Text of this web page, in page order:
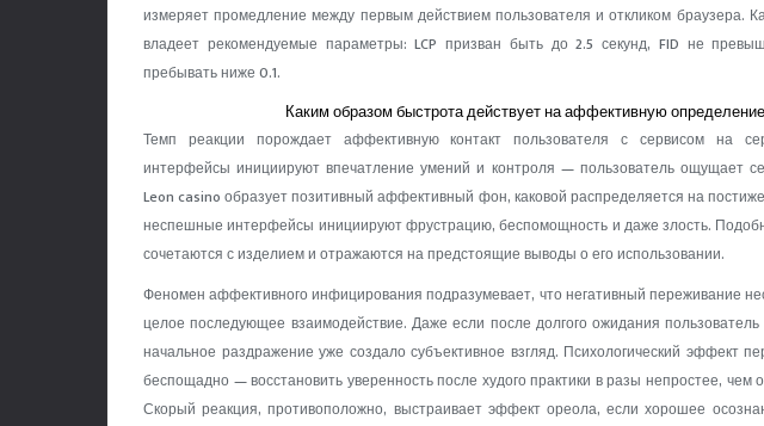
измеряет промедление между первым действием пользователя и откликом браузера.
владеет рекомендуемые параметры: LCP призван быть до 2.5 секунд, FID не
пребывать ниже 0.1.
Каким образом быстрота действует на аффективную
Темп реакции порождает аффективную контакт пользователя с сервисом на
интерфейсы инициируют впечатление умений и контроля — пользователь ощущает
Leon casino образует позитивный аффективный фон, каковой распределяется на
неспешные интерфейсы инициируют фрустрацию, беспомощность и даже злость.
сочетаются с изделием и отражаются на предстоящие выводы о его использовании.
Феномен аффективного инфицирования подразумевает, что негативный переживание
целое последующее взаимодействие. Даже если после долгого ожидания пользователь
начальное раздражение уже создало субъективное взгляд. Психологический эффект
беспощадно — восстановить уверенность после худого практики в разы непростее, чем
Скорый реакция, противоположно, выстраивает эффект ореола, если хорошее